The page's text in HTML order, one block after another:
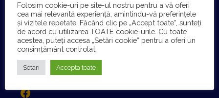
DYSTOM SRL
Reg. com.: J29/152/2001
CIF: RO13708450
Bld. Libertatii, Nr.218 Busteni, Judet: Prahova
office@dystom.ro
Facebook
Folosim cookie-uri pe site-ul nostru pentru a vă oferi
cea mai relevantă experiență, amintindu-vă preferințele
și vizitele repetate. Făcând clic pe „Accept toate”, sunteți
de acord cu utilizarea TOATE cookie-urile. Cu toate
acestea, puteți accesa „Setări cookie” pentru a oferi un
consimțământ controlat.
Setari Accepta toate